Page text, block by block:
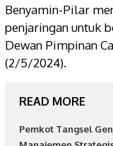
Benyamin-Pilar
penjaringan untuk
Dewan Pimpinan
(2/5/2024).
READ MORE
Pemkot Tangsel